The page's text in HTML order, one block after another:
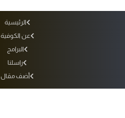
الرئيسية
عن الكوفية
البرامج
راسلنا
أضف مقال